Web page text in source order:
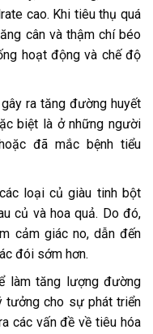
cao. Khi tiêu thụ quá
cân và thậm chí béo
hoạt động và chế độ
ra tăng đường huyết
biệt là ở những người
đã mắc bệnh tiểu
loại củ giàu tinh bột
củ và hoa quả. Do đó,
cảm giác no, dẫn đến
đói sớm hơn.
làm tăng lượng đường
tưởng cho sự phát triển
các vấn đề về tiêu hóa